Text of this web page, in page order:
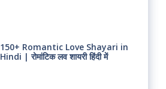
150+ Romantic Love Shayari in
Hindi | रोमांटिक लव शायरी हिंदी में